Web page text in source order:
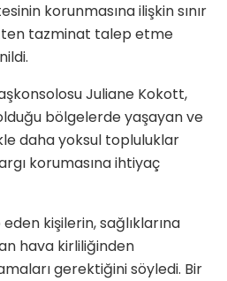
korunmasına ilişkin sınır
tazminat talep etme
Juliane Kokott,
bölgelerde yaşayan ve
daha yoksul topluluklar
korumasına ihtiyaç
kişilerin, sağlıklarına
hava kirliliğinden
gerektiğini söyledi. Bir